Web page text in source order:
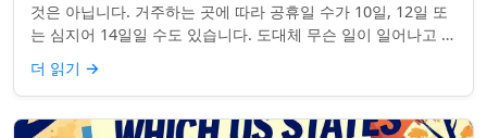
것은 아닙니다. 거주하는 곳에 따라 공휴일 수가 10일, 12일 또
는 심지어 14일일 수도 있습니다. 도대체 무슨 일이 일어나고 있
는 걸까요? 왜 일부 ...
더 읽기 →